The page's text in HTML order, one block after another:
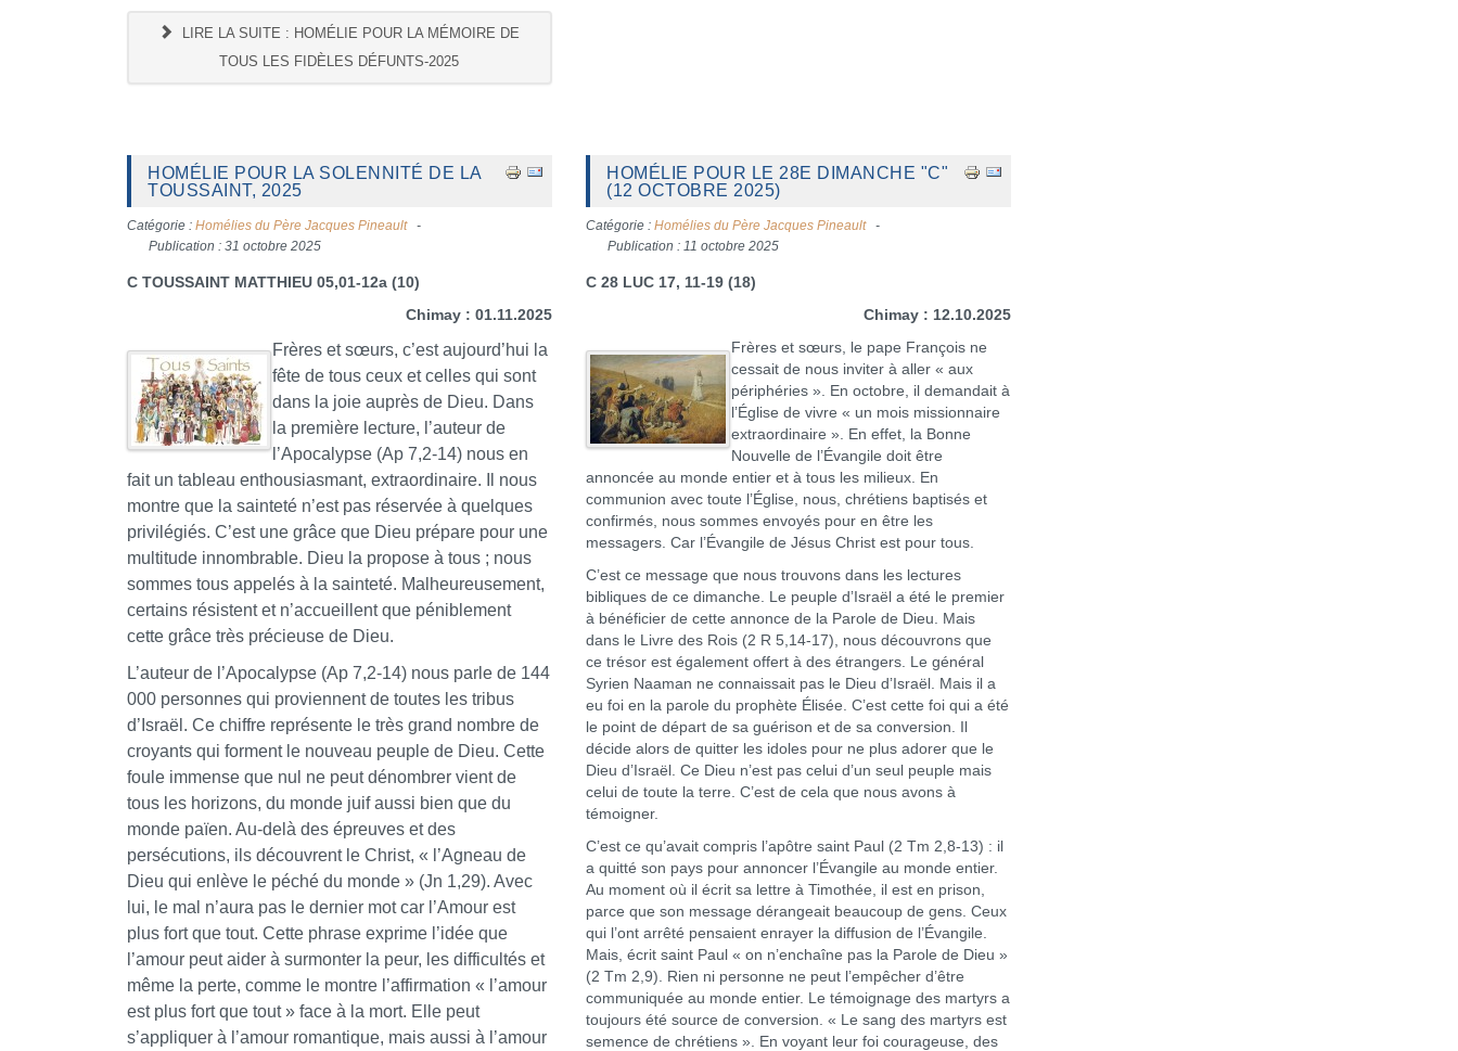
LIRE LA SUITE : HOMÉLIE POUR LA MÉMOIRE DE
TOUS LES FIDÈLES DÉFUNTS-2025
HOMÉLIE POUR LA SOLENNITÉ DE LA
TOUSSAINT, 2025
Catégorie : Homélies du Père Jacques Pineault
Publication : 31 octobre 2025
C TOUSSAINT MATTHIEU 05,01-12a (10)
Chimay : 01.11.2025
Frères et sœurs, c’est aujourd’hui la
fête de tous ceux et celles qui sont
dans la joie auprès de Dieu. Dans
la première lecture, l’auteur de
l’Apocalypse (Ap 7,2-14) nous en
fait un tableau enthousiasmant, extraordinaire. Il nous
montre que la sainteté n’est pas réservée à quelques
privilégiés. C’est une grâce que Dieu prépare pour une
multitude innombrable. Dieu la propose à tous ; nous
sommes tous appelés à la sainteté. Malheureusement,
certains résistent et n’accueillent que péniblement
cette grâce très précieuse de Dieu.
L’auteur de l’Apocalypse (Ap 7,2-14) nous parle de 144
000 personnes qui proviennent de toutes les tribus
d’Israël. Ce chiffre représente le très grand nombre de
croyants qui forment le nouveau peuple de Dieu. Cette
foule immense que nul ne peut dénombrer vient de
tous les horizons, du monde juif aussi bien que du
monde païen. Au-delà des épreuves et des
persécutions, ils découvrent le Christ, « l’Agneau de
Dieu qui enlève le péché du monde » (Jn 1,29). Avec
lui, le mal n’aura pas le dernier mot car l’Amour est
plus fort que tout. Cette phrase exprime l’idée que
l’amour peut aider à surmonter la peur, les difficultés et
même la perte, comme le montre l’affirmation « l’amour
est plus fort que tout » face à la mort. Elle peut
s’appliquer à l’amour romantique, mais aussi à l’amour
HOMÉLIE POUR LE 28E DIMANCHE "C"
(12 OCTOBRE 2025)
Catégorie :Homélies du Père Jacques Pineault
Publication : 11 octobre 2025
C 28 LUC 17, 11-19 (18)
Chimay : 12.10.2025
Frères et sœurs, le pape François ne
cessait de nous inviter à aller « aux
périphéries ». En octobre, il demandait à
l’Église de vivre « un mois missionnaire
extraordinaire ». En effet, la Bonne
Nouvelle de l’Évangile doit être
annoncée au monde entier et à tous les milieux. En
communion avec toute l’Église, nous, chrétiens baptisés et
confirmés, nous sommes envoyés pour en être les
messagers. Car l’Évangile de Jésus Christ est pour tous.
C’est ce message que nous trouvons dans les lectures
bibliques de ce dimanche. Le peuple d’Israël a été le premier
à bénéficier de cette annonce de la Parole de Dieu. Mais
dans le Livre des Rois (2 R 5,14-17), nous découvrons que
ce trésor est également offert à des étrangers. Le général
Syrien Naaman ne connaissait pas le Dieu d’Israël. Mais il a
eu foi en la parole du prophète Élisée. C’est cette foi qui a été
le point de départ de sa guérison et de sa conversion. Il
décide alors de quitter les idoles pour ne plus adorer que le
Dieu d’Israël. Ce Dieu n’est pas celui d’un seul peuple mais
celui de toute la terre. C’est de cela que nous avons à
témoigner.
C’est ce qu’avait compris l’apôtre saint Paul (2 Tm 2,8-13) : il
a quitté son pays pour annoncer l’Évangile au monde entier.
Au moment où il écrit sa lettre à Timothée, il est en prison,
parce que son message dérangeait beaucoup de gens. Ceux
qui l’ont arrêté pensaient enrayer la diffusion de l’Évangile.
Mais, écrit saint Paul « on n’enchaîne pas la Parole de Dieu »
(2 Tm 2,9). Rien ni personne ne peut l’empêcher d’être
communiquée au monde entier. Le témoignage des martyrs a
toujours été source de conversion. « Le sang des martyrs est
semence de chrétiens ». En voyant leur foi courageuse, des